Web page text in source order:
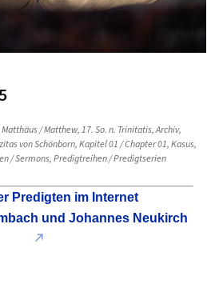
/ Matthew,17. So. n. Trinitatis,Archiv,
von Schönborn,Kapitel 01 / Chapter 01,Kasus,
/ Sermons,Predigtreihen / Predigtserien
Predigten im Internet
und Johannes Neukirch